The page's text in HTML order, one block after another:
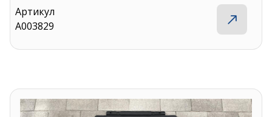
Артикул
A003829